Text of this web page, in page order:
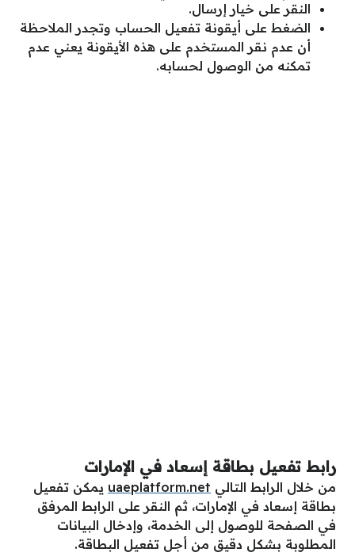
النقر على خيار إرسال.
الضغط على أيقونة تفعيل الحساب وتجدر الملاحظة
أن عدم نقر المستخدم على هذه الأيقونة يعني عدم
تمكنه من الوصول لحسابه.
رابط تفعيل بطاقة إسعاد في الإمارات
من خلال الرابط التالي uaeplatform.net يمكن تفعيل
بطاقة إسعاد في الإمارات، ثم النقر على الرابط المرفق
في الصفحة للوصول إلى الخدمة، وإدخال البيانات
المطلوبة بشكل دقيق من أجل تفعيل البطاقة.